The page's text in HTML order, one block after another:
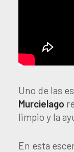
Uno de las
Murcielago
limpio y la
En esta